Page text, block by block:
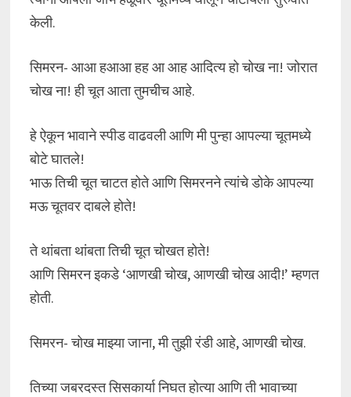
केली.
सिमरन- आआ हआआ हह आ आह आदित्य हो चोख ना! जोरात
चोख ना! ही चूत आता तुमचीच आहे.
हे ऐकून भावाने स्पीड वाढवली आणि मी पुन्हा आपल्या चूतमध्ये
बोटे घातले!
भाऊ तिची चूत चाटत होते आणि सिमरनने त्यांचे डोके आपल्या
मऊ चूतवर दाबले होते!
ते थांबता थांबता तिची चूत चोखत होते!
आणि सिमरन इकडे ‘आणखी चोख, आणखी चोख आदी!’ म्हणत
होती.
सिमरन- चोख माझ्या जाना, मी तुझी रंडी आहे, आणखी चोख.
तिच्या जबरदस्त सिसकार्या निघत होत्या आणि ती भावाच्या